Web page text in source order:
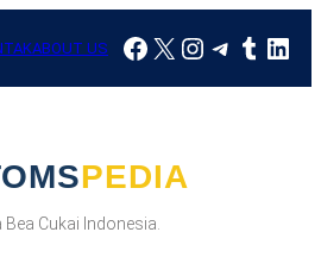
ABOUT US Facebook
X Instagram
Cukai Indonesia.